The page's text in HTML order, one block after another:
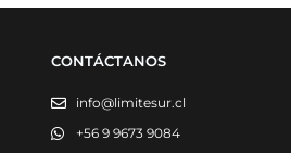
CONTÁCTANOS
info@limitesur.cl
+56 9 9673 9084